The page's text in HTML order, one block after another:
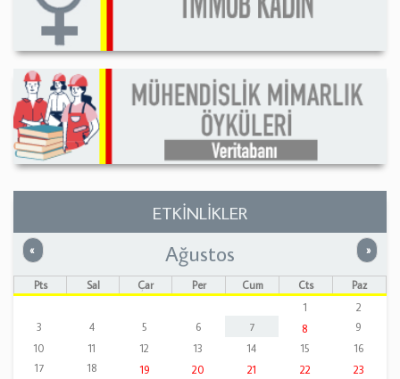
ETKİNLİKLER
« Önceki »
Ağustos
Pts Sal Çar Per Cum Cts
Paz
1
2
3
4 5 6 7 8
9
10
11 12 13 14 15
16
17
18 19 20 21 22
23